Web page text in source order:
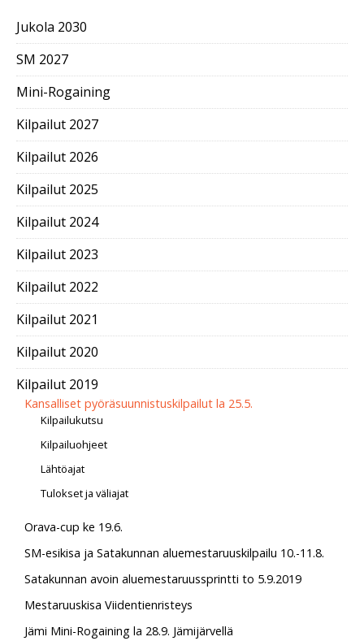
Jukola 2030
SM 2027
Mini-Rogaining
Kilpailut 2027
Kilpailut 2026
Kilpailut 2025
Kilpailut 2024
Kilpailut 2023
Kilpailut 2022
Kilpailut 2021
Kilpailut 2020
Kilpailut 2019
Kansalliset pyöräsuunnistuskilpailut la 25.5.
Kilpailukutsu
Kilpailuohjeet
Lähtöajat
Tulokset ja väliajat
Orava-cup ke 19.6.
SM-esikisa ja Satakunnan aluemestaruuskilpailu 10.-11.8.
Satakunnan avoin aluemestaruussprintti to 5.9.2019
Mestaruuskisa Viidentienristeys
Jämi Mini-Rogaining la 28.9. Jämijärvellä